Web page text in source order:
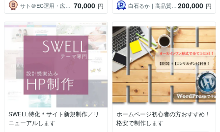
サト＠EC運用・広告・コンサル20年超 70,000 円 白石るか｜高品質な寄り添いHP制作 200,000 円
SWELL特化＊サイト新規制作／リ
ニューアルします
ホームページ初心者の方おすすめ！
格安で制作します